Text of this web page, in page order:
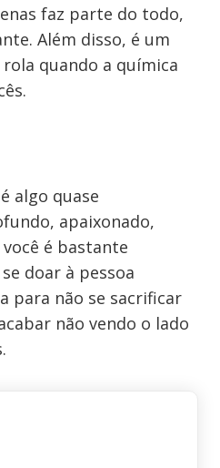
faz parte do todo,
Além disso, é um
quando a química
algo quase
apaixonado,
é bastante
doar à pessoa
para não se sacrificar
não vendo o lado